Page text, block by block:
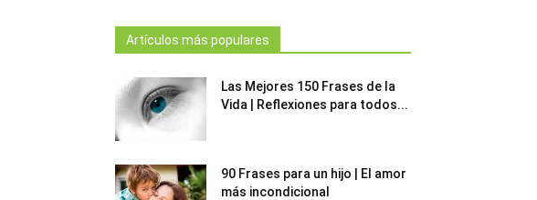
Artículos más populares
Las Mejores 150 Frases de la
Vida | Reflexiones para todos...
90 Frases para un hijo | El amor
más incondicional